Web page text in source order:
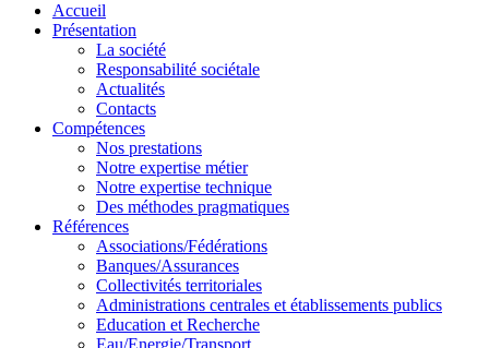
Accueil
Présentation
La société
Responsabilité sociétale
Actualités
Contacts
Compétences
Nos prestations
Notre expertise métier
Notre expertise technique
Des méthodes pragmatiques
Références
Associations/Fédérations
Banques/Assurances
Collectivités territoriales
Administrations centrales et établissements publics
Education et Recherche
Eau/Energie/Transport